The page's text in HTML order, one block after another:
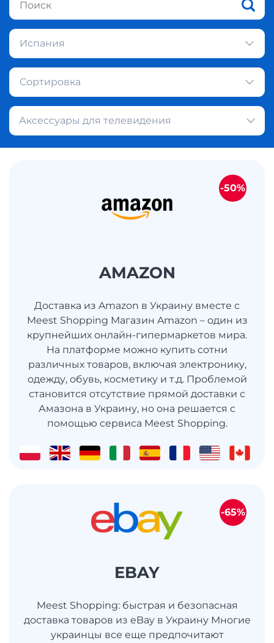
Испания
Сортировка
Аксессуары для телевидения
AMAZON
Доставка из Amazon в Украину вместе с
Meest Shopping Магазин Amazon – один из
крупнейших онлайн-гипермаркетов мира.
На платформе можно купить сотни
различных товаров, включая электронику,
одежду, обувь, косметику и т.д. Проблемой
становится отсутствие прямой доставки с
Амазона в Украину, но она решается с
помощью сервиса Meest Shopping.
-50%
EBAY
Meest Shopping: быстрая и безопасная
доставка товаров из eBay в Украину Многие
украинцы все еще предпочитают
-65%